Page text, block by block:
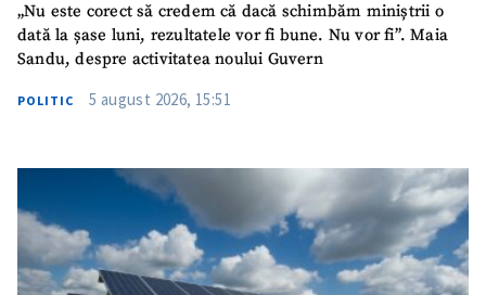
„Nu este corect să credem că dacă schimbăm miniștrii o
dată la șase luni, rezultatele vor fi bune. Nu vor fi”. Maia
Sandu, despre activitatea noului Guvern
POLITIC 5 august 2026, 15:51
Am citit și sunt de
acord cu
confidențialitate.